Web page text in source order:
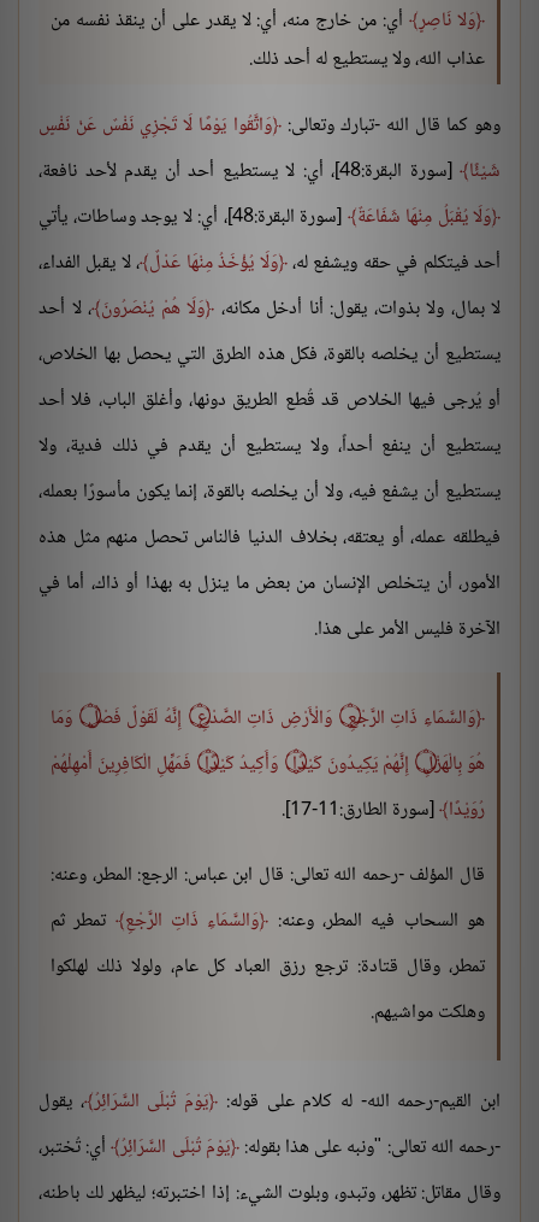
وَلا نَاصِرٍ أي: من خارج منه، أي: لا يقدر على أن ينقذ نفسه من
عذاب الله، ولا يستطيع له أحد ذلك.
وهو كما قال الله -تبارك وتعالى: وَاتَّقُوا يَوْمًا لَا تَجْزِي نَفْسٌ عَنْ نَفْسٍ
شَيْئًا [سورة البقرة:48]، أي: لا يستطيع أحد أن يقدم لأحد نافعة،
وَلَا يُقْبَلُ مِنْهَا شَفَاعَةٌ
[سورة البقرة:48]، أي: لا يوجد وساطات، يأتي
أحد فيتكلم في حقه ويشفع له، وَلَا يُؤْخَذُ مِنْهَا عَدْلٌ ، لا يقبل الفداء،
لا بمال، ولا بذوات، يقول: أنا أدخل مكانه، وَلَا هُمْ يُنْصَرُونَ ، لا أحد
يستطيع أن يخلصه بالقوة، فكل هذه الطرق التي يحصل بها الخلاص،
أو يُرجى فيها الخلاص قد قُطع الطريق دونها، وأغلق الباب، فلا أحد
يستطيع أن ينفع أحداً، ولا يستطيع أن يقدم في ذلك فدية، ولا
يستطيع أن يشفع فيه، ولا أن يخلصه بالقوة، إنما يكون مأسورًا بعمله،
فيطلقه عمله، أو يعتقه، بخلاف الدنيا فالناس تحصل منهم مثل هذه
الأمور، أن يتخلص الإنسان من بعض ما ينزل به بهذا أو ذاك، أما في
الآخرة فليس الأمر على هذا.
وَالسَّمَاءِ ذَاتِ الرَّجْعِ ۝ وَالْأَرْضِ ذَاتِ الصَّدْعِ ۝
إِنَّهُ لَقَوْلٌ فَصْلٌ ۝ وَمَا
هُوَ بِالْهَزْلِ ۝ إِنَّهُمْ يَكِيدُونَ كَيْدًا ۝ وَأَكِيدُ كَيْدًا ۝ فَمَهِّلِ الْكَافِرِينَ أَمْهِلْهُمْ
رُوَيْدًا [سورة الطارق:11-17].
قال المؤلف -رحمه الله تعالى: قال ابن عباس: الرجع: المطر، وعنه:
هو السحاب فيه المطر، وعنه:
وَالسَّمَاءِ ذَاتِ الرَّجْعِ
تمطر ثم
تمطر، وقال قتادة: ترجع رزق العباد كل عام، ولولا ذلك لهلكوا
وهلكت مواشيهم.
ابن القيم-رحمه الله- له كلام على قوله: يَوْمَ تُبْلَى السَّرَائِرُ ، يقول
-رحمه الله تعالى: "ونبه على هذا بقوله: يَوْمَ تُبْلَى السَّرَائِرُ أي: تُختبر،
وقال مقاتل: تظهر، وتبدو، وبلوت الشيء: إذا اختبرته؛ ليظهر لك باطنه،